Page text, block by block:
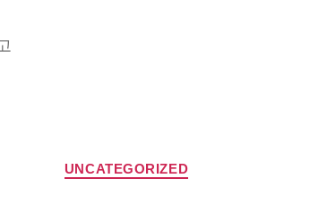
Categories
UNCATEGORIZED